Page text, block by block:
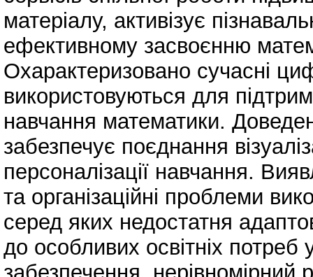
матеріалу, активізує
ефективному засвоєнню
Охарактеризовано сучасні
використовуються для
навчання математики.
забезпечує поєднання
персоналізації навчання.
та організаційні проблеми
серед яких недостатня
до особливих освітніх